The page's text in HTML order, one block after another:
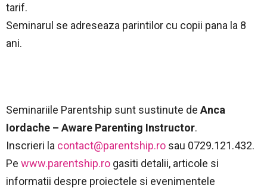
tarif.
Seminarul se adreseaza parintilor cu copii pana la 8
ani.
Seminariile Parentship sunt sustinute de Anca
Iordache – Aware Parenting Instructor.
Inscrieri la contact@parentship.ro sau 0729.121.432.
Pe www.parentship.ro gasiti detalii, articole si
informatii despre proiectele si evenimentele